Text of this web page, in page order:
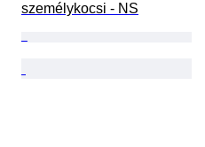
személykocsi - NS